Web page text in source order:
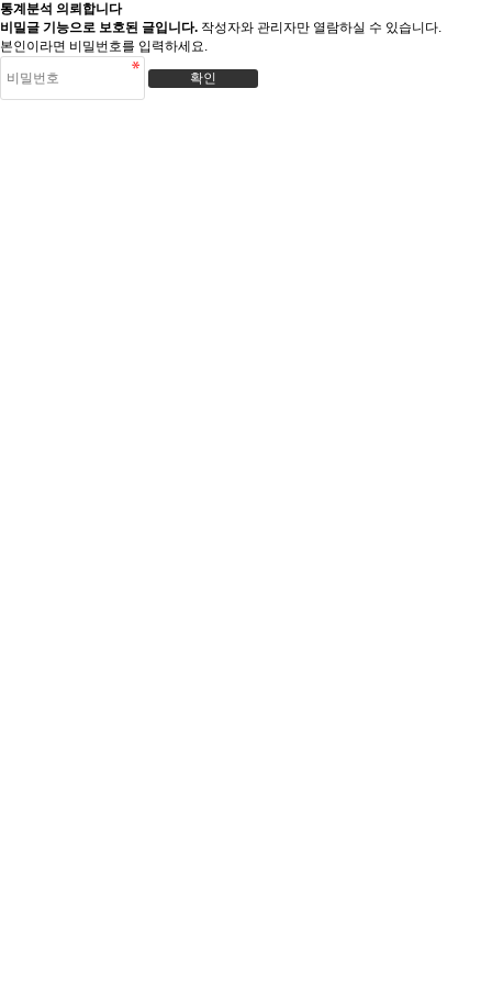
통계분석 의뢰합니다
비밀글 기능으로 보호된 글입니다. 작성자와 관리자만 열람하실 수 있습니다.
본인이라면 비밀번호를 입력하세요.